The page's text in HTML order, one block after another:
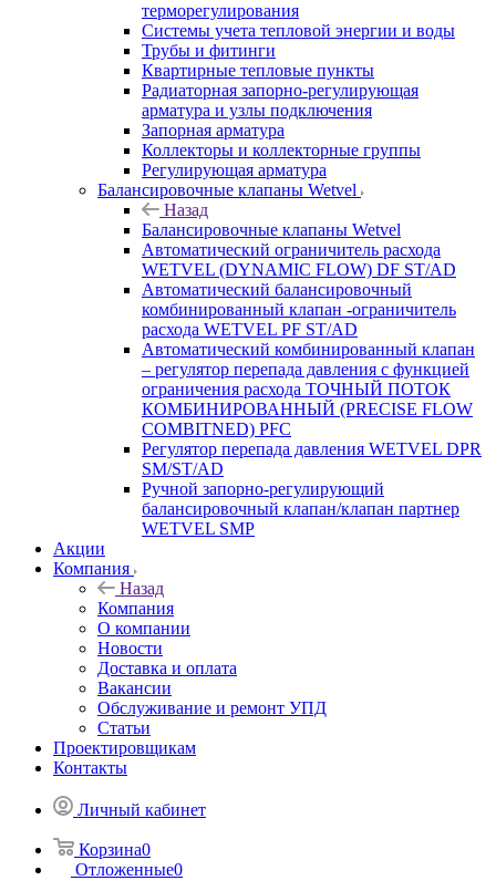
терморегулирования
Системы учета тепловой энергии и воды
Трубы и фитинги
Квартирные тепловые пункты
Радиаторная запорно-регулирующая
арматура и узлы подключения
Запорная арматура
Коллекторы и коллекторные группы
Регулирующая арматура
Балансировочные клапаны Wetvel
Назад
Балансировочные клапаны Wetvel
Автоматический ограничитель расхода
WETVEL (DYNAMIC FLOW) DF ST/AD
Автоматический балансировочный
комбинированный клапан -ограничитель
расхода WETVEL PF ST/AD
Автоматический комбинированный клапан
– регулятор перепада давления с функцией
ограничения расхода ТОЧНЫЙ ПОТОК
КОМБИНИРОВАННЫЙ (PRECISE FLOW
COMBIТNED) PFC
Регулятор перепада давления WETVEL DPR
SM/ST/AD
Ручной запорно-регулирующий
балансировочный клапан/клапан партнер
WETVEL SMP
Акции
Компания
Назад
Компания
О компании
Новости
Доставка и оплата
Вакансии
Обслуживание и ремонт УПД
Статьи
Проектировщикам
Контакты
Личный кабинет
Корзина0
Отложенные0